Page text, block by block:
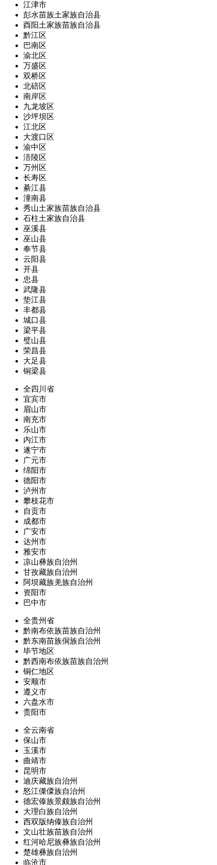
江津市
彭水苗族土家族自治县
酉阳土家族苗族自治县
黔江区
巴南区
渝北区
万盛区
双桥区
北碚区
南岸区
九龙坡区
沙坪坝区
江北区
大渡口区
渝中区
涪陵区
万州区
长寿区
綦江县
潼南县
秀山土家族苗族自治县
石柱土家族自治县
巫溪县
巫山县
奉节县
云阳县
开县
忠县
武隆县
垫江县
丰都县
城口县
梁平县
璧山县
荣昌县
大足县
铜梁县
全四川省
宜宾市
眉山市
南充市
乐山市
内江市
遂宁市
广元市
绵阳市
德阳市
泸州市
攀枝花市
自贡市
成都市
广安市
达州市
雅安市
凉山彝族自治州
甘孜藏族自治州
阿坝藏族羌族自治州
资阳市
巴中市
全贵州省
黔南布依族苗族自治州
黔东南苗族侗族自治州
毕节地区
黔西南布依族苗族自治州
铜仁地区
安顺市
遵义市
六盘水市
贵阳市
全云南省
保山市
玉溪市
曲靖市
昆明市
迪庆藏族自治州
怒江傈僳族自治州
德宏傣族景颇族自治州
大理白族自治州
西双版纳傣族自治州
文山壮族苗族自治州
红河哈尼族彝族自治州
楚雄彝族自治州
临沧市